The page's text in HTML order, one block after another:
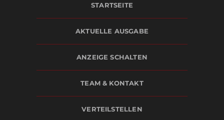
STARTSEITE
AKTUELLE AUSGABE
ANZEIGE SCHALTEN
TEAM & KONTAKT
VERTEILSTELLEN